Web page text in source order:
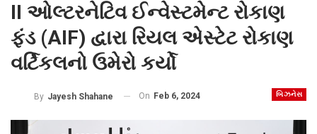
II ઓલ્ટરનેટિવ ઈન્વેસ્ટમેન્ટ રોકાણ
ફંડ (AIF) દ્વારા રિયલ એસ્ટેટ રોકાણ
વર્ટિકલનો ઉમેરો કર્યો
બિઝનેસ
By Jayesh Shahane On Feb 6, 2024